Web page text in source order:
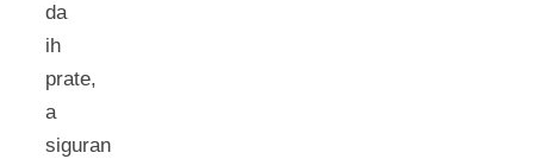
da
ih
prate,
a
siguran